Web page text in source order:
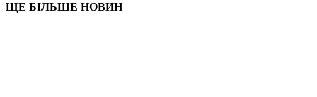
ЩЕ БІЛЬШЕ НОВИН